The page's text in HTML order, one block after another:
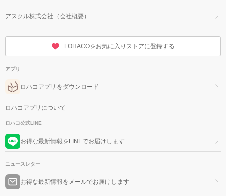
アスクル株式会社（会社概要）
LOHACOをお気に入りストアに登録する
アプリ
ロハコアプリをダウンロード
ロハコアプリについて
ロハコ公式LINE
お得な最新情報をLINEでお届けします
ニュースレター
お得な最新情報をメールでお届けします